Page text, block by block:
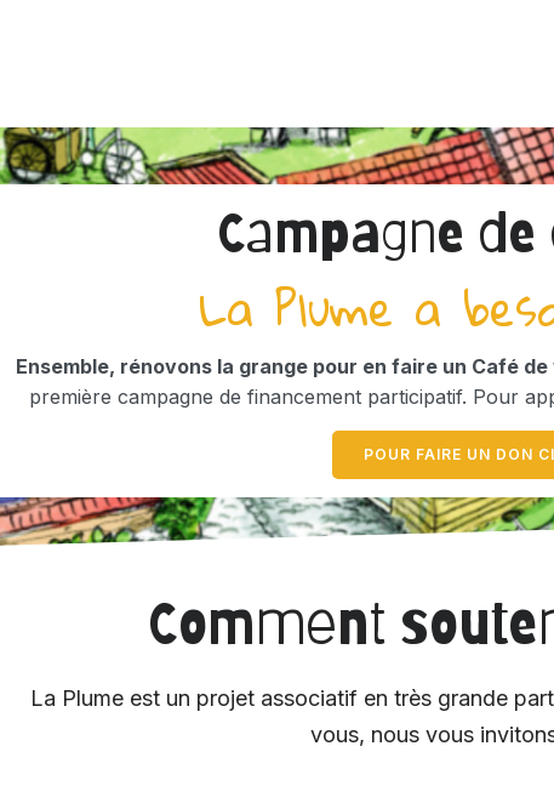
Campagne de
La Plume a
Ensemble, rénovons la grange pour en faire un Café
première campagne de financement participatif. Pour
POUR FAIRE UN DON
Comment
La Plume est un projet associatif en très grande
vous, nous vous